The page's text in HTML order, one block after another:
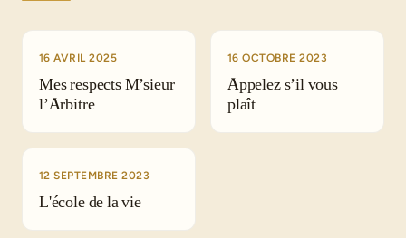
16 AVRIL 2025
Mes respects M’sieur
l’Arbitre
16 OCTOBRE 2023
Appelez s’il vous
plaît
12 SEPTEMBRE 2023
L'école de la vie